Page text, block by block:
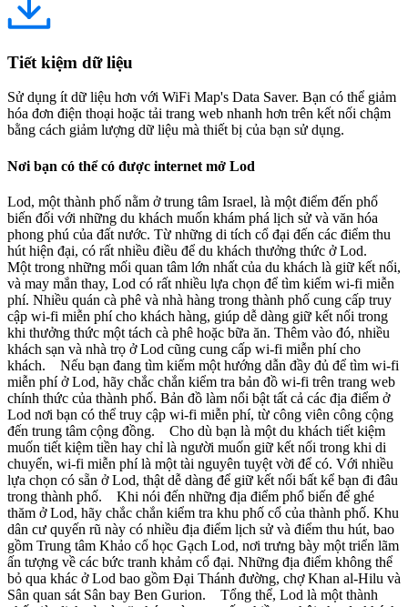
Tiết kiệm dữ liệu
Sử dụng ít dữ liệu hơn với WiFi Map's Data Saver. Bạn có thể giảm
hóa đơn điện thoại hoặc tải trang web nhanh hơn trên kết nối chậm
bằng cách giảm lượng dữ liệu mà thiết bị của bạn sử dụng.
Nơi bạn có thể có được internet mở Lod
Lod, một thành phố nằm ở trung tâm Israel, là một điểm đến phổ
biến đối với những du khách muốn khám phá lịch sử và văn hóa
phong phú của đất nước. Từ những di tích cổ đại đến các điểm thu
hút hiện đại, có rất nhiều điều để du khách thưởng thức ở Lod.
Một trong những mối quan tâm lớn nhất của du khách là giữ kết nối,
và may mắn thay, Lod có rất nhiều lựa chọn để tìm kiếm wi-fi miễn
phí. Nhiều quán cà phê và nhà hàng trong thành phố cung cấp truy
cập wi-fi miễn phí cho khách hàng, giúp dễ dàng giữ kết nối trong
khi thưởng thức một tách cà phê hoặc bữa ăn. Thêm vào đó, nhiều
khách sạn và nhà trọ ở Lod cũng cung cấp wi-fi miễn phí cho
khách. Nếu bạn đang tìm kiếm một hướng dẫn đầy đủ để tìm wi-fi
miễn phí ở Lod, hãy chắc chắn kiểm tra bản đồ wi-fi trên trang web
chính thức của thành phố. Bản đồ làm nổi bật tất cả các địa điểm ở
Lod nơi bạn có thể truy cập wi-fi miễn phí, từ công viên công cộng
đến trung tâm cộng đồng. Cho dù bạn là một du khách tiết kiệm
muốn tiết kiệm tiền hay chỉ là người muốn giữ kết nối trong khi di
chuyển, wi-fi miễn phí là một tài nguyên tuyệt vời để có. Với nhiều
lựa chọn có sẵn ở Lod, thật dễ dàng để giữ kết nối bất kể bạn đi đâu
trong thành phố. Khi nói đến những địa điểm phổ biến để ghé
thăm ở Lod, hãy chắc chắn kiểm tra khu phố cổ của thành phố. Khu
dân cư quyến rũ này có nhiều địa điểm lịch sử và điểm thu hút, bao
gồm Trung tâm Khảo cổ học Gạch Lod, nơi trưng bày một triển lãm
ấn tượng về các bức tranh khảm cổ đại. Những địa điểm không thể
bỏ qua khác ở Lod bao gồm Đại Thánh đường, chợ Khan al-Hilu và
Sân quan sát Sân bay Ben Gurion. Tổng thể, Lod là một thành